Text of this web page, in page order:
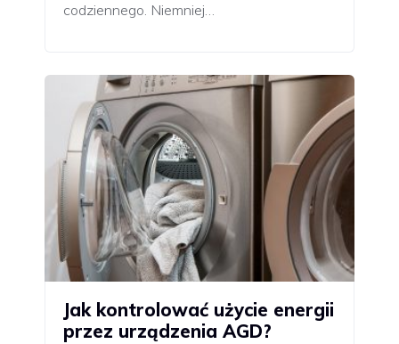
codziennego. Niemniej…
Jak kontrolować użycie energii
przez urządzenia AGD?